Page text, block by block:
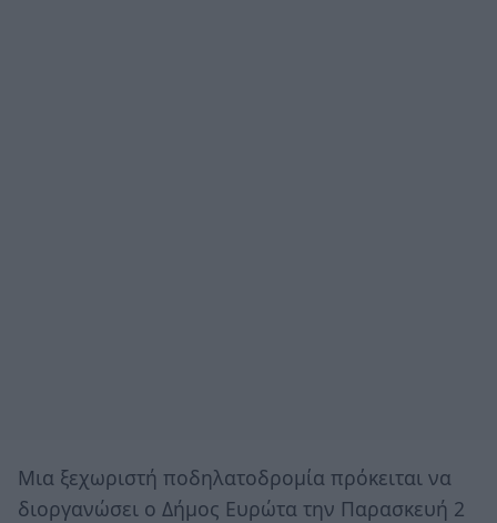
Μια ξεχωριστή ποδηλατοδρομία πρόκειται να
διοργανώσει ο Δήμος Ευρώτα την Παρασκευή 2